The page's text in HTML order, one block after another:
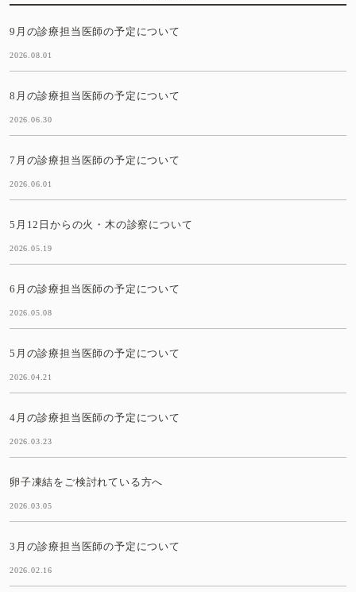
9月の診療担当医師の予定について
2026.08.01
8月の診療担当医師の予定について
2026.06.30
7月の診療担当医師の予定について
2026.06.01
5月12日からの火・木の診察について
2026.05.19
6月の診療担当医師の予定について
2026.05.08
5月の診療担当医師の予定について
2026.04.21
4月の診療担当医師の予定について
2026.03.23
卵子凍結をご検討れている方へ
2026.03.05
3月の診療担当医師の予定について
2026.02.16